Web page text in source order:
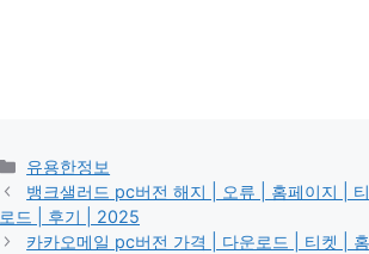
카
테
고
리
유용한정보
뱅크샐러드 pc버전 해지 | 오류 | 홈페이지 |
로드 | 후기 | 2025
카카오메일 pc버전 가격 | 다운로드 | 티켓 |